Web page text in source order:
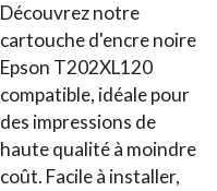
Découvrez notre
cartouche d'encre noire
Epson T202XL120
compatible, idéale pour
des impressions de
haute qualité à moindre
coût. Facile à installer,